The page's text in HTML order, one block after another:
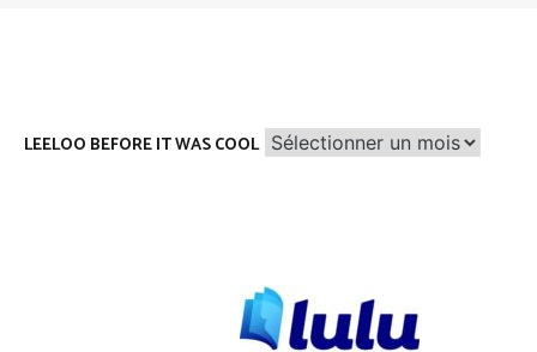
LEELOO BEFORE IT WAS COOL Leeloo